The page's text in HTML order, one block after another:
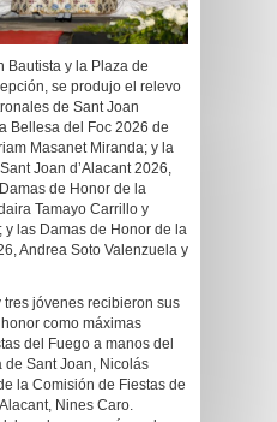
Bautista y la Plaza de
se produjo el relevo
de Sant Joan
Bellesa del Foc 2026 de
Masanet Miranda; y la
Joan d’Alacant 2026,
de Honor de la
Tamayo Carrillo y
y las Damas de Honor de la
Andrea Soto Valenzuela y
jóvenes recibieron sus
como máximas
del Fuego a manos del
de Sant Joan, Nicolás
la Comisión de Fiestas de
Nines Caro.